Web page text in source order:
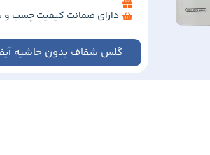
دارای ضمانت کیفیت چسب
گلس شفاف بدون حاشیه